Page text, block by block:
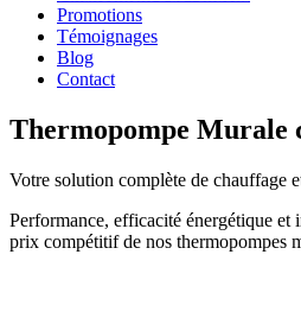
Promotions
Témoignages
Blog
Contact
Thermopompe Murale
Votre solution complète de chauffage
Performance, efficacité énergétique et
prix compétitif de nos thermopompes